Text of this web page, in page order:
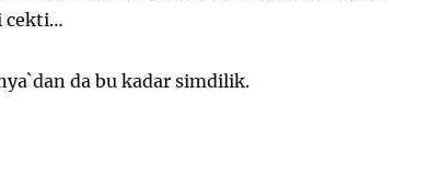
cekti…
da bu kadar simdilik.